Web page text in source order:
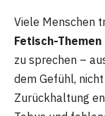
Viele Menschen
Fetisch-Themen
zu sprechen –
dem Gefühl,
Zurückhaltung